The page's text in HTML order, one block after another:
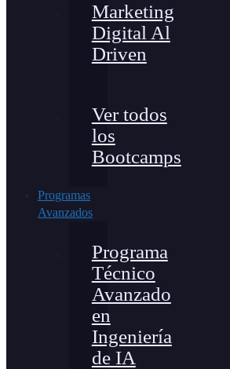
Marketing
Digital Al
Driven
Ver todos
los
Bootcamps
Programas
Avanzados
Programa
Técnico
Avanzado
en
Ingeniería
de IA